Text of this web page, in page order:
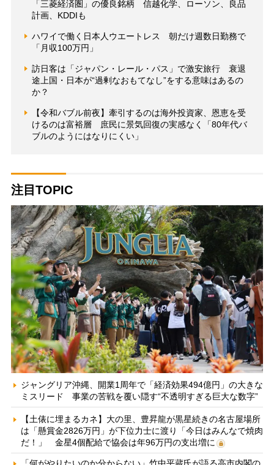
「三菱経済圏」の優良銘柄 信越化学、ローソン、良品
計画、KDDIも
ハワイで働く日本人ウエートレス 朝だけ週数日勤務で
「月収100万円」
訪日客は「ジャパン・レール・パス」で激安旅行 衰退
途上国・日本が“過剰なおもてなし”をする意味はあるの
か？
【令和バブル前夜】牽引するのは海外投資家、恩恵を受
けるのは富裕層 庶民に景気回復の実感なく「80年代バ
ブルのようにはなりにくい」
注目TOPIC
ジャングリア沖縄、開業1周年で「経済効果494億円」の大きな
ミスリード 事業の苦戦を覆い隠す“不透明すぎる巨大な数字”
【土俵に埋まるカネ】大の里、豊昇龍が黒星続きの名古屋場所
は「懸賞金2826万円」が下位力士に渡り「今日はみんなで焼肉
だ！」 金星4個配給で協会は年96万円の支出増に